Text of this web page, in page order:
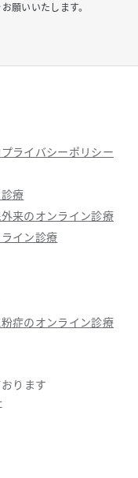
願いいたします。
プライバシーポリシー
療
来のオンライン診療
イン診療
症のオンライン診療
ります